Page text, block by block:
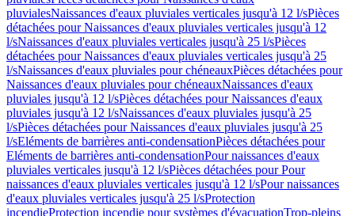
pluvialesNaissances d'eaux pluviales verticales jusqu'à 12 l/sPièces
détachées pour Naissances d'eaux pluviales verticales jusqu'à 12
l/sNaissances d'eaux pluviales verticales jusqu'à 25 l/sPièces
détachées pour Naissances d'eaux pluviales verticales jusqu'à 25
l/sNaissances d'eaux pluviales pour chéneauxPièces détachées pour
Naissances d'eaux pluviales pour chéneauxNaissances d'eaux
pluviales jusqu'à 12 l/sPièces détachées pour Naissances d'eaux
pluviales jusqu'à 12 l/sNaissances d'eaux pluviales jusqu'à 25
l/sPièces détachées pour Naissances d'eaux pluviales jusqu'à 25
l/sEléments de barrières anti-condensationPièces détachées pour
Eléments de barrières anti-condensationPour naissances d'eaux
pluviales verticales jusqu'à 12 l/sPièces détachées pour Pour
naissances d'eaux pluviales verticales jusqu'à 12 l/sPour naissances
d'eaux pluviales verticales jusqu'à 25 l/sProtection
incendieProtection incendie pour systèmes d'évacuationTrop-pleins